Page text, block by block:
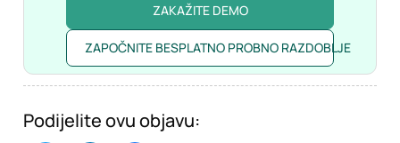
ZAKAŽITE DEMO
ZAPOČNITE BESPLATNO PROBNO RAZDOBLJE
Podijelite ovu objavu: